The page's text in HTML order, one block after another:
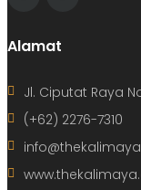
Alamat
Jl. Ciputat Raya
(+62) 2276-7310